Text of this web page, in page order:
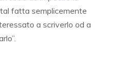
fatta semplicemente
a scriverlo od a